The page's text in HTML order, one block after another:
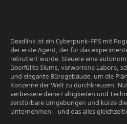
Deadlink ist ein Cyberpunk-FPS mit
der erste Agent, der für das
rekrutiert wurde. Steuere eine
überfüllte Slums, verworrene Labore,
und elegante Bürogebäude, um die
Konzerne der Welt zu durchkreuzen.
verbessere deine Fähigkeiten und
zerstörbare Umgebungen und kürze
Unternehmen – und das alles